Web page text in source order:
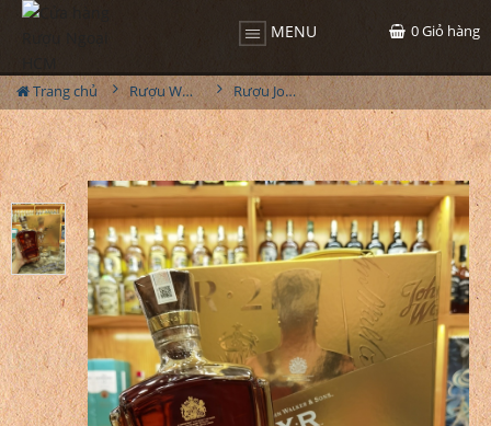
MENU 0Giỏ hàng
Trang chủ Rượu Whisky Rượu Johnnie Walker XR21 Hộp Quà 2026